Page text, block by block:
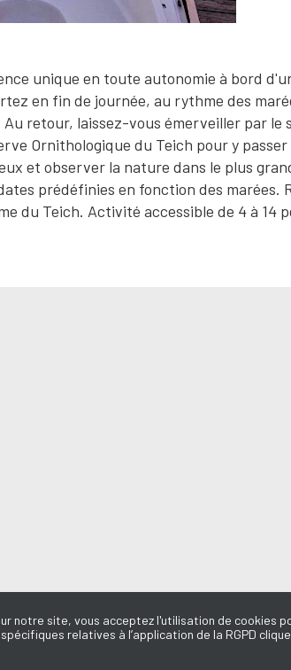
unique en toute autonomie à bord
en fin de journée, au rythme des
Au retour, laissez-vous émerveiller par
Ornithologique du Teich pour y
et observer la nature dans le plus
prédéfinies en fonction des
du Teich. Activité accessible de 4 à 14
notre site, vous acceptez l'utilisation de
relatives à l’application de la RGPD